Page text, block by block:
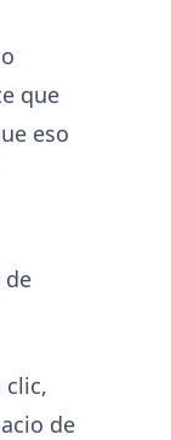
que
eso
de
clic,
de